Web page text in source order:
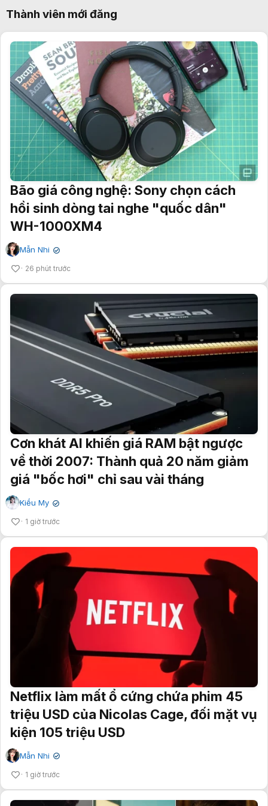
Thành viên mới đăng
Bão giá công nghệ: Sony chọn cách
hồi sinh dòng tai nghe "quốc dân"
WH-1000XM4
Mẫn Nhi ✔
26 phút trước
Cơn khát AI khiến giá RAM bật ngược
về thời 2007: Thành quả 20 năm giảm
giá "bốc hơi" chỉ sau vài tháng
Kiều My ✔
1 giờ trước
Netflix làm mất ổ cứng chứa phim 45
triệu USD của Nicolas Cage, đối mặt vụ
kiện 105 triệu USD
Mẫn Nhi ✔
1 giờ trước